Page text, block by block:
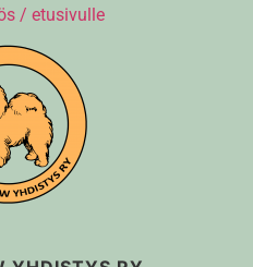
/ etusivulle